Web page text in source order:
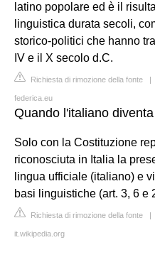
latino popolare ed è il
linguistica durata secoli,
storico-politici che hanno
IV e il X secolo d.C.
Richiesta di rimozione della fonte |
federica.eu
Quando l'italiano
Solo con la Costituzione
riconosciuta in Italia la
lingua ufficiale (italiano) e
basi linguistiche (art. 3, 6 e
Richiesta di rimozione della fonte |
it.wikipedia.org